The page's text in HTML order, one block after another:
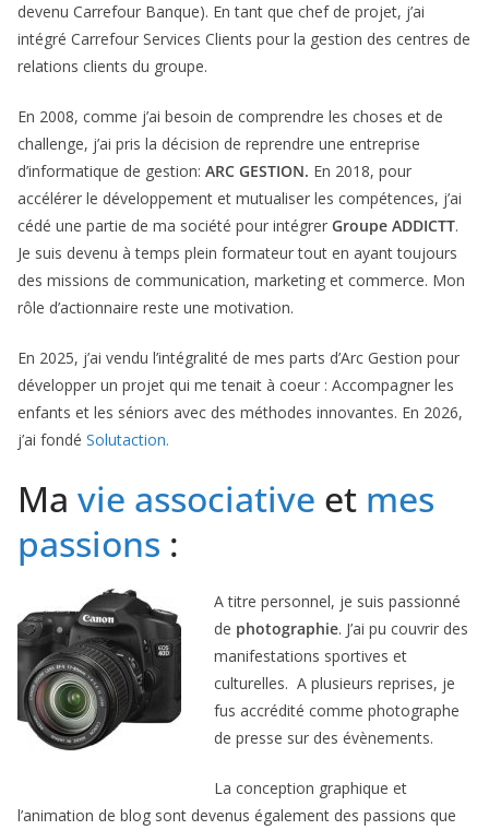
devenu Carrefour Banque). En tant que chef de projet, j’ai
intégré Carrefour Services Clients pour la gestion des centres de
relations clients du groupe.
En 2008, comme j’ai besoin de comprendre les choses et de
challenge, j’ai pris la décision de reprendre une entreprise
d’informatique de gestion: ARC GESTION. En 2018, pour
accélérer le développement et mutualiser les compétences, j’ai
cédé une partie de ma société pour intégrer Groupe ADDICTT.
Je suis devenu à temps plein formateur tout en ayant toujours
des missions de communication, marketing et commerce. Mon
rôle d’actionnaire reste une motivation.
En 2025, j’ai vendu l’intégralité de mes parts d’Arc Gestion pour
développer un projet qui me tenait à coeur : Accompagner les
enfants et les séniors avec des méthodes innovantes. En 2026,
j’ai fondé Solutaction.
Ma vie associative et mes
passions :
A titre personnel, je suis passionné
de photographie. J’ai pu couvrir des
manifestations sportives et
culturelles. A plusieurs reprises, je
fus accrédité comme photographe
de presse sur des évènements.
La conception graphique et
l’animation de blog sont devenus également des passions que